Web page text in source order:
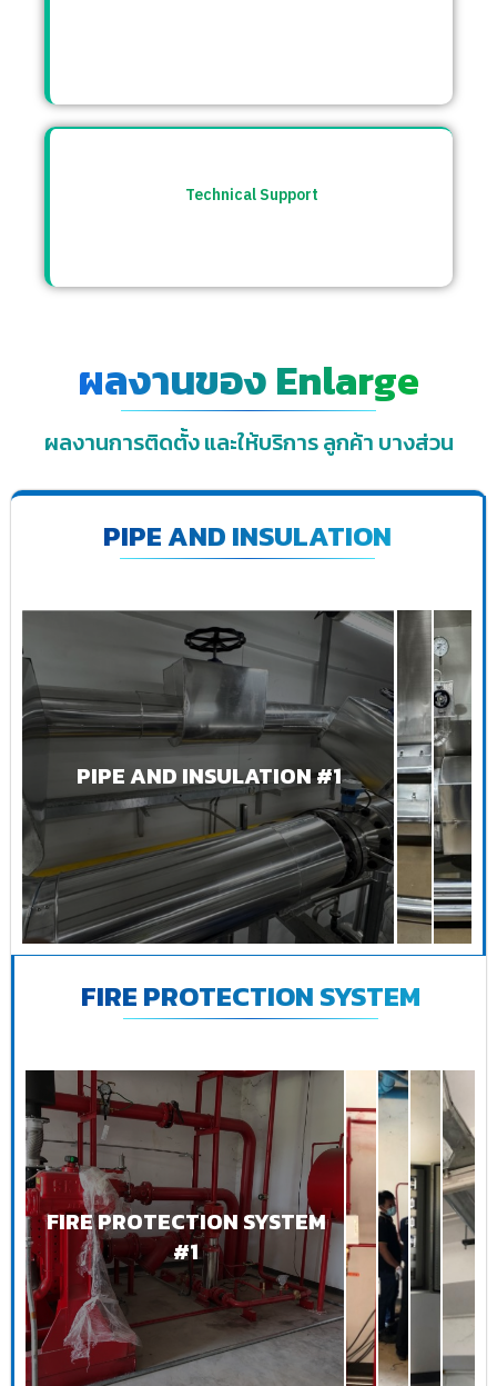
Technical Support
ผลงานของ Enlarge
ผลงานการติดตั้ง และให้บริการ ลูกค้า บางส่วน
PIPE AND INSULATION
PIPE AND INSULATION #1
FIRE PROTECTION SYSTEM
FIRE PROTECTION SYSTEM
#1